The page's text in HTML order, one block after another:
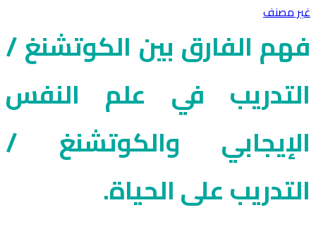
غير مصنف
فهم الفارق بين الكوتشنغ /
التدريب في علم النفس
الإيجابي والكوتشنغ /
التدريب على الحياة.